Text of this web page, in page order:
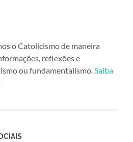
o Catolicismo de maneira
reflexões e
ou fundamentalismo.Saiba